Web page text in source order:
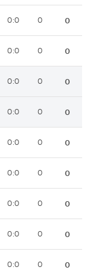
0:0 0 0
0:0 0 0
0:0 0 0
0:0 0 0
0:0 0 0
0:0 0 0
0:0 0 0
0:0 0 0
0:0 0 0